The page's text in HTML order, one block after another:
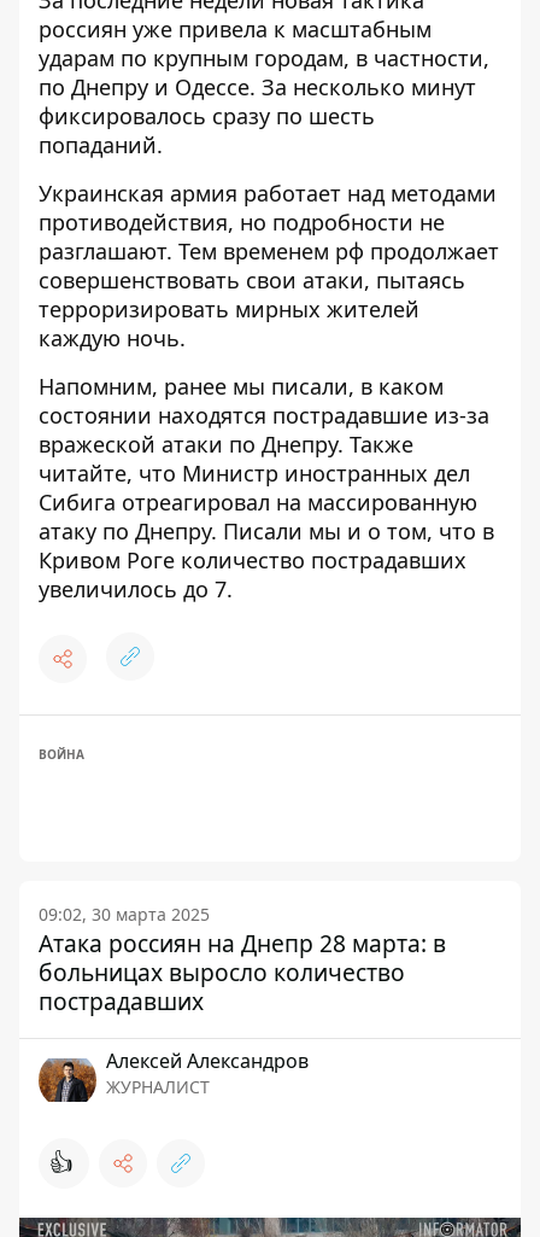
россиян уже привела к масштабным
ударам по крупным городам, в частности,
по Днепру и Одессе. За несколько минут
фиксировалось сразу по шесть
попаданий.
Украинская армия работает над методами
противодействия, но подробности не
разглашают. Тем временем рф продолжает
совершенствовать свои атаки, пытаясь
терроризировать мирных жителей
каждую ночь.
Напомним, ранее мы писали, в каком
состоянии находятся пострадавшие из-за
вражеской атаки по Днепру. Также
читайте, что Министр иностранных дел
Сибига отреагировал на массированную
атаку по Днепру. Писали мы и о том, что в
Кривом Роге количество пострадавших
увеличилось до 7.
ВОЙНА
09:02, 30 марта 2025
Атака россиян на Днепр 28 марта: в
больницах выросло количество
пострадавших
Алексей Александров
ЖУРНАЛИСТ
👍